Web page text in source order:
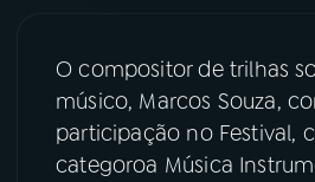
07ÚLTIMAS
08PRÊMIO RÁDIO MEC
O compositor de trilhas
músico, Marcos Souza,
participação no Festival,
categoroa Música